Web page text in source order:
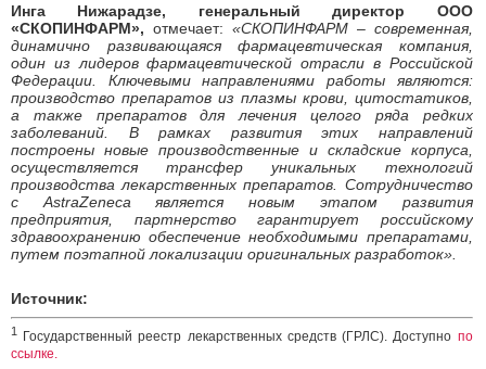
Инга Нижарадзе, генеральный директор ООО
«СКОПИНФАРМ», отмечает: «СКОПИНФАРМ – современная,
динамично развивающаяся фармацевтическая компания,
один из лидеров фармацевтической отрасли в Российской
Федерации.
Ключевыми направлениями работы являются:
производство препаратов из плазмы крови, цитостатиков,
а также препаратов для лечения целого ряда редких
заболеваний. В рамках развития этих направлений
построены новые производственные и складские корпуса,
осуществляется трансфер уникальных технологий
производства лекарственных препаратов. Сотрудничество
с AstraZeneca является новым этапом развития
предприятия, партнерство гарантирует российскому
здравоохранению обеспечение необходимыми препаратами,
путем поэтапной локализации оригинальных разработок».
Источник:
1 Государственный реестр лекарственных средств (ГРЛС). Доступно по
ссылке.